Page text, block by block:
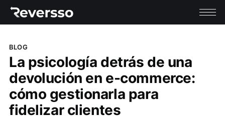
BLOG
La psicología detrás de una
devolución en e-commerce:
cómo gestionarla para
fidelizar clientes